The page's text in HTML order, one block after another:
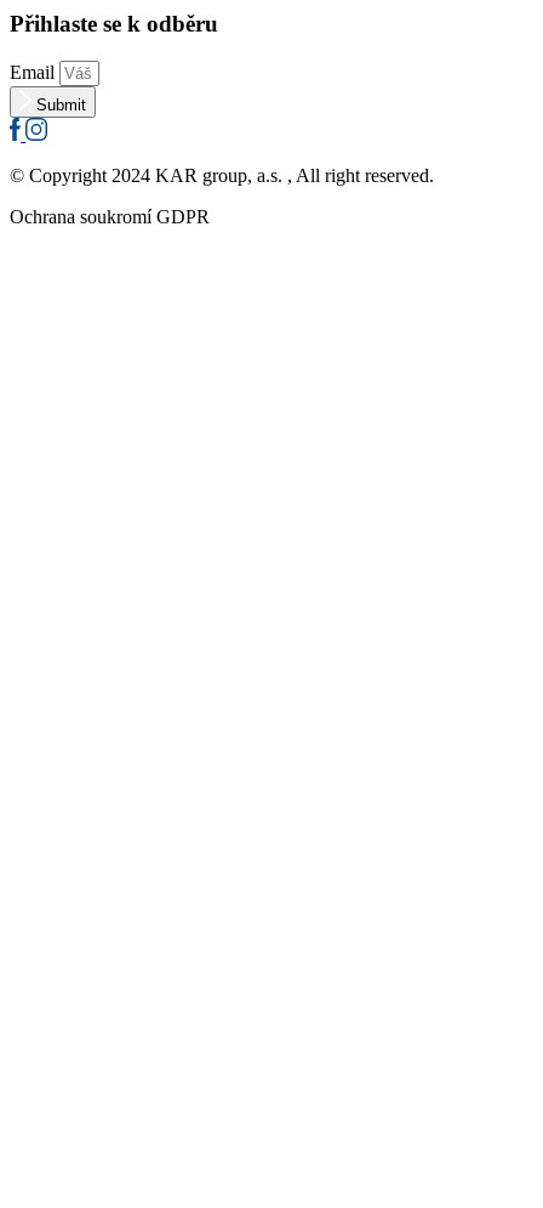
Přihlaste se k odběru
Email
Submit
© Copyright 2024 KAR group, a.s. , All right reserved.
Ochrana soukromí GDPR